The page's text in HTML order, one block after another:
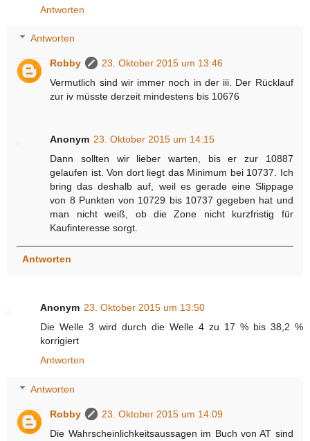
Antworten
Antworten
Robby
23. Oktober 2015 um 13:46
Vermutlich sind wir immer noch in der iii. Der Rücklauf
zur iv müsste derzeit mindestens bis 10676
Anonym 23. Oktober 2015 um 14:15
Dann sollten wir lieber warten, bis er zur 10887
gelaufen ist. Von dort liegt das Minimum bei 10737. Ich
bring das deshalb auf, weil es gerade eine Slippage
von 8 Punkten von 10729 bis 10737 gegeben hat und
man nicht weiß, ob die Zone nicht kurzfristig für
Kaufinteresse sorgt.
Antworten
Anonym 23. Oktober 2015 um 13:50
Die Welle 3 wird durch die Welle 4 zu 17 % bis 38,2 %
korrigiert
Antworten
Antworten
Robby
23. Oktober 2015 um 14:09
Die Wahrscheinlichkeitsaussagen im Buch von AT sind